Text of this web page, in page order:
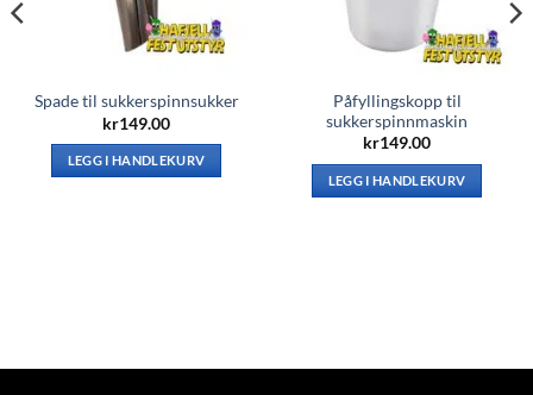
Spade til sukkerspinnsukker
kr149.00
LEGG I HANDLEKURV
Påfyllingskopp til
sukkerspinnmaskin
kr149.00
LEGG I HANDLEKURV